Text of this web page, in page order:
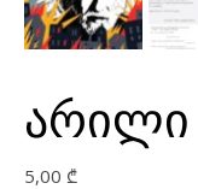
არილი
5,00 ₾